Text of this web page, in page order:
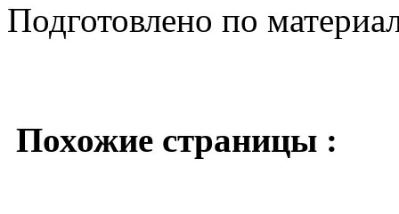
Подготовлено по
Похожие страницы :